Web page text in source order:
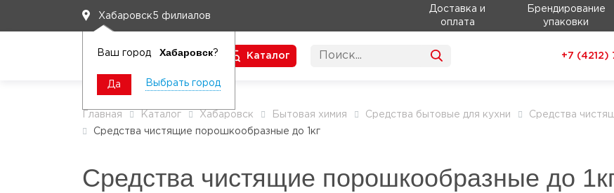
Хабаровск5 филиалов
Ваш город Хабаровск?
Да Выбрать город
Доставка и
оплата
Брендирование
упаковки
Каталог +7 (4212)
Главная Каталог Хабаровск Бытовая химия Средства бытовые для кухни
Средства
Средства чистящие порошкообразные до 1кг
Средства чистящие порошкообразные до